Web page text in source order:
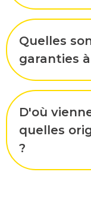
Quelles
garanties
D'où
quelles
?